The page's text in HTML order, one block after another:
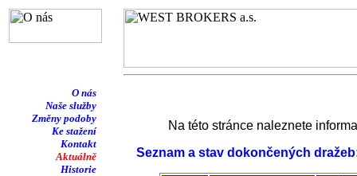
O nás
Naše služby
Změny podoby
Ke stažení
Kontakt
Aktuálně
Historie
Na této stránce naleznete
Seznam a stav dokončených